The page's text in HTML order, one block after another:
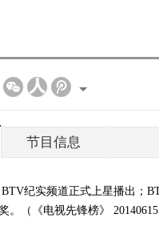
节目信息
纪实频道正式上星播出；
。（《电视先锋榜》 20140615